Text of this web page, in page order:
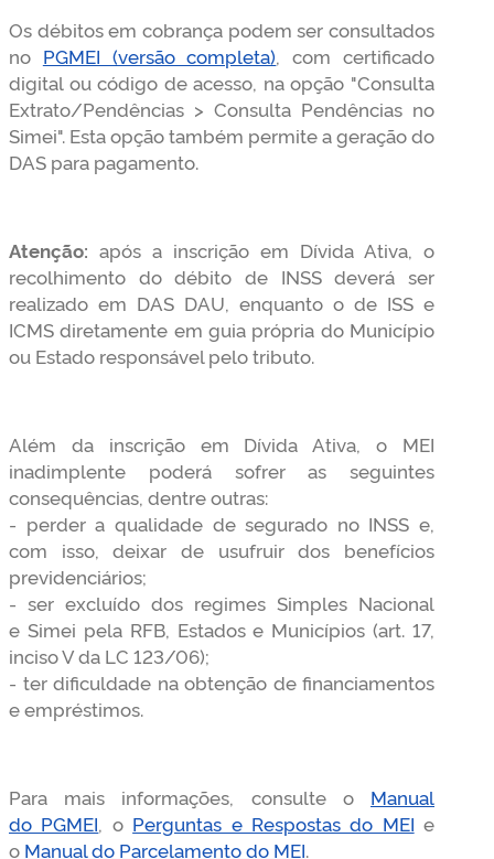
Os débitos em cobrança podem ser consultados
no PGMEI (versão completa), com certificado
digital ou código de acesso, na opção "Consulta
Extrato/Pendências > Consulta Pendências no
Simei". Esta opção também permite a geração do
DAS para pagamento.
Atenção: após a inscrição em Dívida Ativa, o
recolhimento do débito de INSS deverá ser
realizado em DAS DAU, enquanto o de ISS e
ICMS diretamente em guia própria do Município
ou Estado responsável pelo tributo.
Além da inscrição em Dívida Ativa, o MEI
inadimplente poderá sofrer as seguintes
consequências, dentre outras:
- perder a qualidade de segurado no INSS e,
com isso, deixar de usufruir dos benefícios
previdenciários;
- ser excluído dos regimes Simples Nacional
e Simei pela RFB, Estados e Municípios (art. 17,
inciso V da LC 123/06);
- ter dificuldade na obtenção de financiamentos
e empréstimos.
Para mais informações, consulte o Manual
do PGMEI, o Perguntas e Respostas do MEI e
o Manual do Parcelamento do MEI.